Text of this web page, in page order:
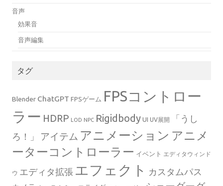
音声
効果音
音声編集
タグ
Blender ChatGPT FPSゲーム FPSコントロー
ラー HDRP LOD NPC Rigidbody UI UV展開
「うし
ろ！」
アイテム アニメーション アニメ
ーターコントローラー イベント エディタウィンド
ウ エディタ拡張 エフェクト カスタムパス